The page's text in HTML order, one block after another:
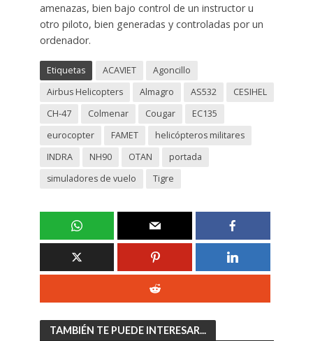
amenazas, bien bajo control de un instructor u
otro piloto, bien generadas y controladas por un
ordenador.
Etiquetas ACAVIET
Agoncillo
Airbus Helicopters
Almagro AS532
CESIHEL
CH-47
Colmenar Cougar
EC135
eurocopter
FAMET
helicópteros militares
INDRA
NH90 OTAN
portada
simuladores de vuelo
Tigre
TAMBIÉN TE PUEDE INTERESAR...